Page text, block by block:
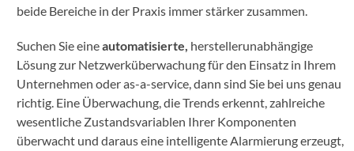
beide Bereiche in der Praxis immer stärker zusammen.
Suchen Sie eineautomatisierte, herstellerunabhängige
Lösung zur Netzwerküberwachung für den Einsatz in Ihrem
Unternehmen oder as-a-service, dann sind Sie bei uns genau
richtig. Eine Überwachung, die Trends erkennt, zahlreiche
wesentliche Zustandsvariablen Ihrer Komponenten
überwacht und daraus eine intelligente Alarmierung erzeugt,